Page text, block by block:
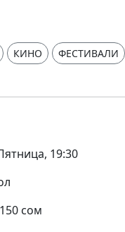
КИНО ФЕСТИВАЛИ
19:30
сом